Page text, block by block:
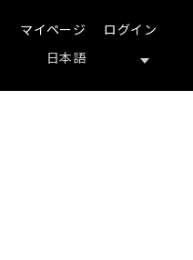
マイページ ログイン